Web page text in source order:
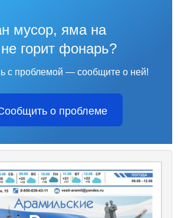
мусор, яма на
горит фонарь?
с проблемой — сообщите о ней!
о проблеме